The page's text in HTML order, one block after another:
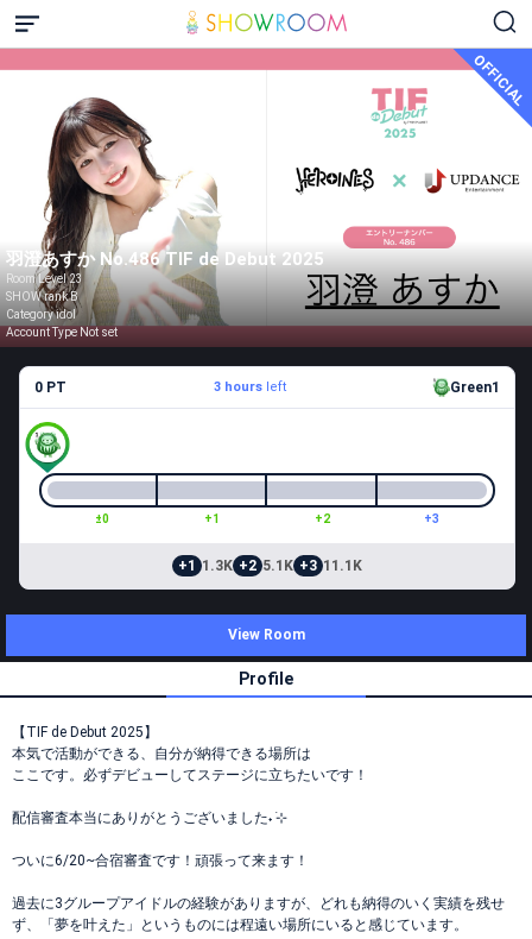
OFFICIAL
羽澄あすか No.486 TIF de Debut 2025
Room Level 23
SHOW rank B
Category idol
Account Type Not set
0 PT 3 hoursleft Green1
±0 +1 +2 +3
+1 1.3K +2 5.1K +3 11.1K
View Room
Profile
【TIF de Debut 2025】
本気で活動ができる、自分が納得できる場所は
ここです。必ずデビューしてステージに立ちたいです！
配信審査本当にありがとうございました˖ ࣪⊹
ついに6/20~合宿審査です！頑張って来ます！
過去に3グループアイドルの経験がありますが、どれも納得のいく実績を残せ
ず、「夢を叶えた」というものには程遠い場所にいると感じています。